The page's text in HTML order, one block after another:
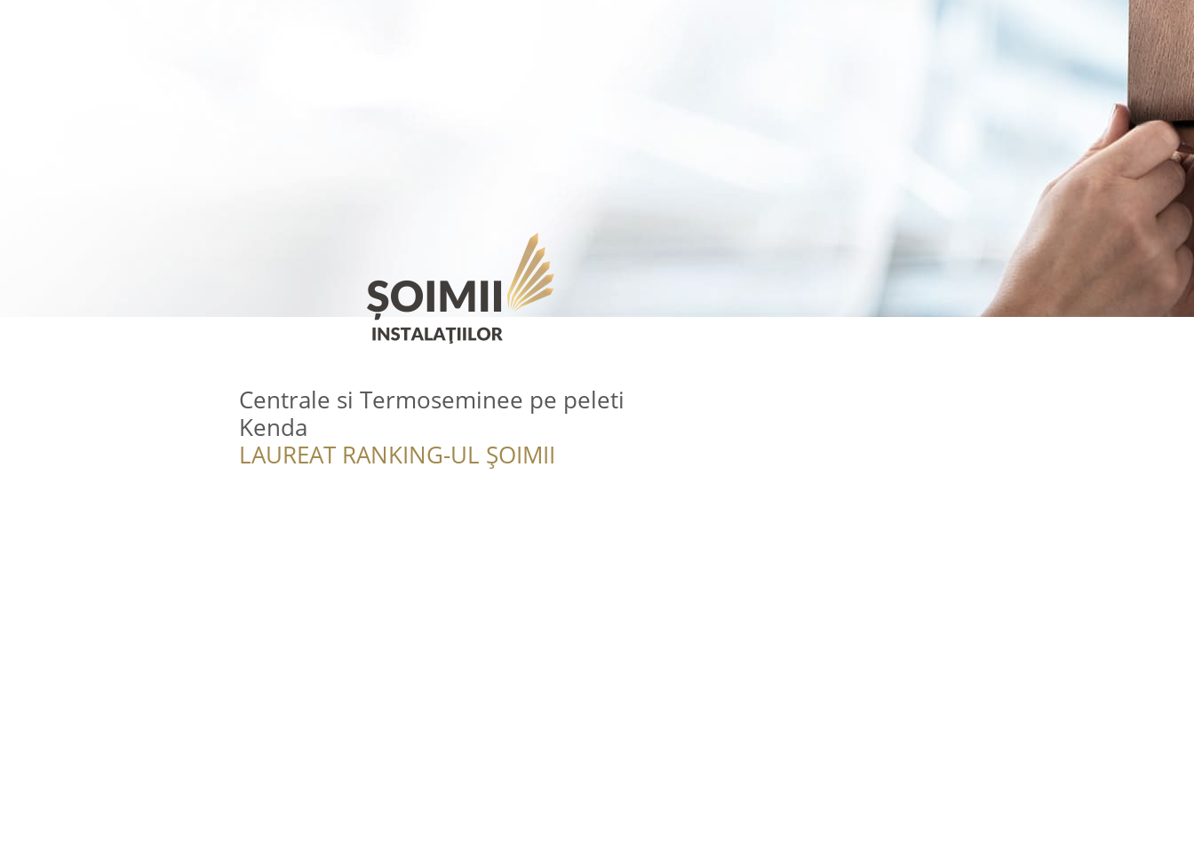
Centrale si Termoseminee pe peleti
Kenda
LAUREAT RANKING-UL ȘOIMII